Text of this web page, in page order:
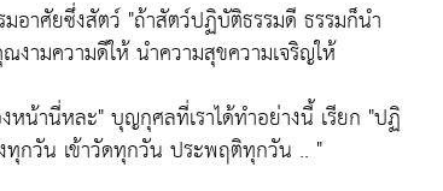
อาศัยซึ่งสัตว์ "ถ้าสัตว์ปฏิบัติธรรมดี ธรรมก็นำ
ามความดีให้ นำความสุขความเจริญให้
หน้านี่หละ" บุญกุศลที่เราได้ทำอย่างนี้ เรียก "ปฏิ
ทุกวัน เข้าวัดทุกวัน ประพฤติทุกวัน .. "